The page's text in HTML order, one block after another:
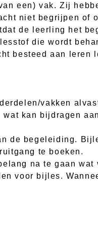
een) vak. Zij
niet begrijpen of
de leerling het
die wordt
besteed aan leren
vakken
kan bijdragen
de begeleiding.
te boeken.
na te gaan
voor bijles.